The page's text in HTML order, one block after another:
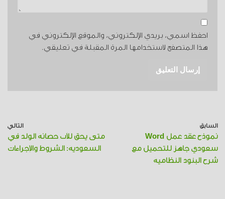
احفظ اسمي، بريدي الإلكتروني، والموقع الإلكتروني في
هذا المتصفح لاستخدامها المرة المقبلة في تعليقي.
السابق
نموذج عقد عمل Word
سعودي جاهز للتحميل مع
شرح البنود النظامية
التالي
متى يحق للأب حضانة الولد في
السعودية: الشروط والإجراءات